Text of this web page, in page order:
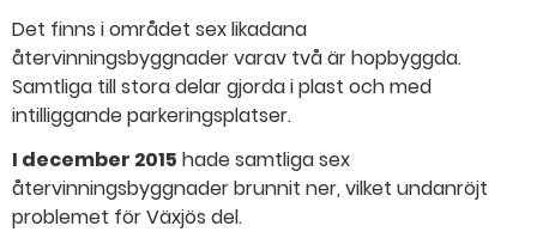
Det finns i området sex likadana
återvinningsbyggnader varav två är hopbyggda.
Samtliga till stora delar gjorda i plast och med
intilliggande parkeringsplatser.
I december 2015 hade samtliga sex
återvinningsbyggnader brunnit ner, vilket undanröjt
problemet för Växjös del.